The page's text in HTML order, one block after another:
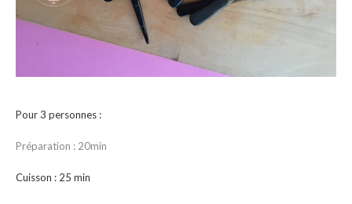
Pour 3 personnes :
Préparation : 20min
Cuisson : 25 min